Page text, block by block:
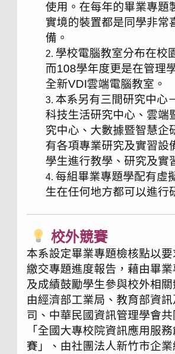
使用。在每年的畢業專題
實境的裝置都是同學非常
備。
學校電腦教室分布在校
而108學年度更是在管理
全新VDI雲端電腦教室。
本系另有三間研究中心
科技生活研究中心、雲端
究中心、大數據暨智慧企
有各項專業研究及實習設
學生進行教學、研究及實
每組畢業專題學配有虛
生在任何地方都可以進行
校外競賽
本系設定畢業專題檢核點以要
繳交專題進度報告，藉由畢
及成績鼓勵學生參與校外相
由經濟部工業局、教育部資
司、中華民國資訊管理學會
「全國大專校院資訊應用服
賽」、由社團法人新竹市企